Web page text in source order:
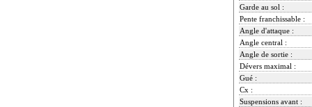
Garde au sol :
Pente franchissable :
Angle d'attaque :
Angle central :
Angle de sortie :
Dévers maximal :
Gué :
Cx :
Suspensions avant :